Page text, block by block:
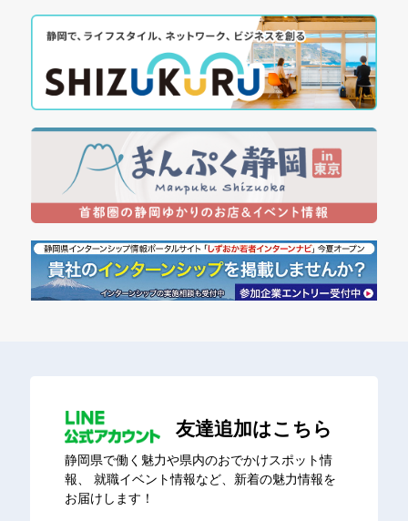
友達追加はこちら
静岡県で働く魅力や県内のおでかけスポット情
報、
就職イベント情報など、新着の魅力情報を
お届けします！